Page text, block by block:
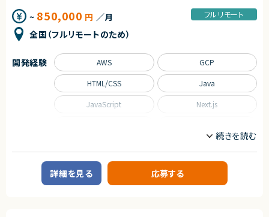
迅速なキャッチアップを求められますが横断的に事業に関わることで様々な
開発環境に携わることができます。
今回は開発支援のプロジェクトの増加に基づき、開発業務から開発支援を
行っていただくフルスタックエンジニアを募集します！
■募集背景
テックリード室は支援を求めている各事業や全社横断的なプロジェクトにた
いして技術支援を行う組織です。
単に技術に精通しているだけではなく、事業を成長させ続けるために技術
を最大限に活用するといった技術投資の目線と、開発組織を牽引していくこ
とができるリーダーシップを持った、CTOやテックリード等の経験を持った仲
なプロジェクトに関わることができます。
・CTOやVPoEと連携して開発組織および様々なプロダクトの課題解決
・全社横断のプロジェクトや新規事業の立ち上げを事業計画フェーズから支
~ 850,000 円 ／月
全国（フルリモートのため）
フルリモート
開発経験 AWS GCP
HTML/CSS Java
JavaScript Next.js
Spring Spring Boot
TypeScript
詳細を見る 応募する